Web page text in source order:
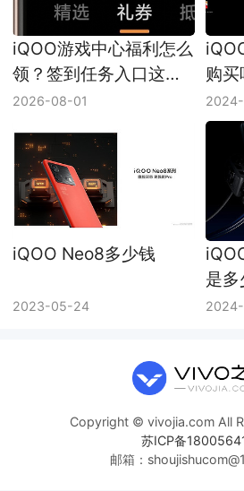
iQOO游戏中心福利怎么
领？签到任务入口这样
找
2026-08-01
购买
iQOO Neo8多少钱
2023-05-24
是多
Copyright © vivojia.com All
苏ICP备
邮箱：